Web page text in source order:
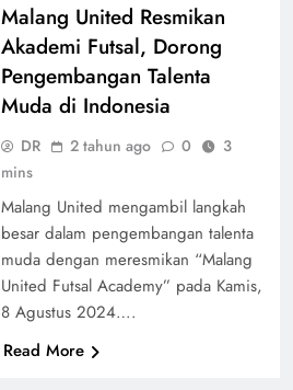
Malang United Resmikan
Akademi Futsal, Dorong
Pengembangan Talenta
Muda di Indonesia
DR 2 tahun ago 0
3
mins
Malang United mengambil langkah
besar dalam pengembangan talenta
muda dengan meresmikan “Malang
United Futsal Academy” pada Kamis,
8 Agustus 2024….
Read More